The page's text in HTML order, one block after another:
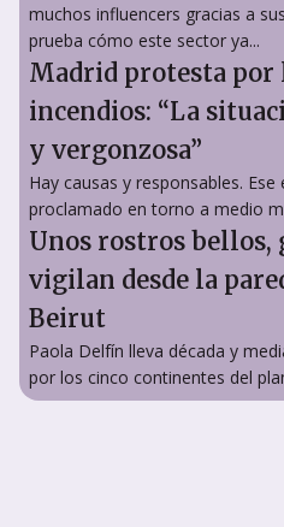
muchos influencers gracias a
prueba cómo este sector ya...
Madrid protesta por
incendios: “La
y vergonzosa”
Hay causas y responsables.
proclamado en torno a medio
Unos rostros bellos,
vigilan desde la
Beirut
Paola Delfín lleva década y
por los cinco continentes del